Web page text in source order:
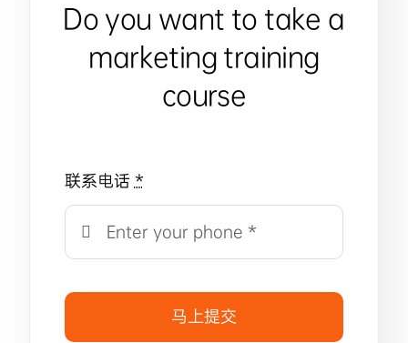
Do you want to take a
marketing training
course
联系电话*
马上提交